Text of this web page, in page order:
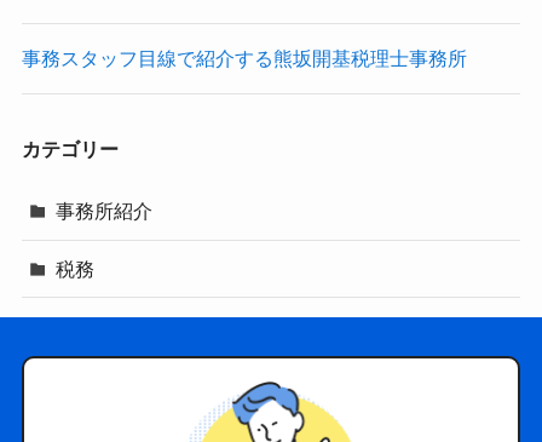
事務スタッフ目線で紹介する熊坂開基税理士事務所
カテゴリー
事務所紹介
税務